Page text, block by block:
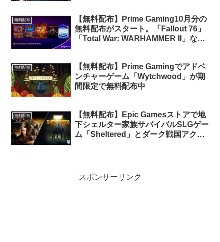
無料配布
【無料配布】Prime Gaming10月分の
無料配布がスタート。「Fallout 76」
「Total War: WARHAMMER II」など
無料配布
【無料配布】Prime Gamingでアドベ
ンチャーゲーム「Wytchwood」が期
間限定で無料配布中
無料配布
【無料配布】Epic Gamesストアで地
下シェルター家族サバイバルSLGゲー
ム「Sheltered」とダーク戦国アクシ
スポンサーリンク